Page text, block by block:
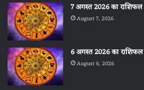
7 अगस्त 2026 का राशिफल
August 7, 2026
6 अगस्त 2026 का राशिफल
August 6, 2026